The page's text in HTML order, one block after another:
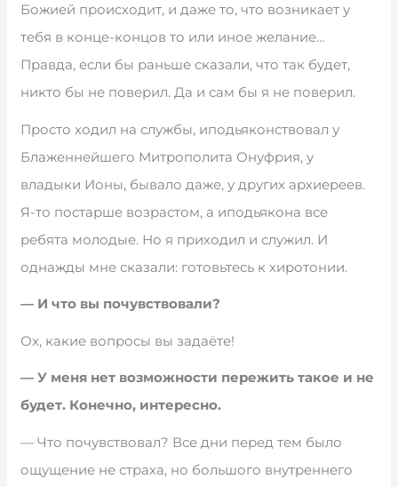
Божией происходит, и даже то, что возникает у
тебя в конце-концов то или иное желание…
Правда, если бы раньше сказали, что так будет,
никто бы не поверил. Да и сам бы я не поверил.
Просто ходил на службы, иподьяконствовал у
Блаженнейшего Митрополита Онуфрия, у
владыки Ионы, бывало даже, у других архиереев.
Я-то постарше возрастом, а иподьякона все
ребята молодые. Но я приходил и служил. И
однажды мне сказали: готовьтесь к хиротонии.
— И что вы почувствовали?
Ох, какие вопросы вы задаёте!
— У меня нет возможности пережить такое и не
будет. Конечно, интересно.
— Что почувствовал? Все дни перед тем было
ощущение не страха, но большого внутреннего